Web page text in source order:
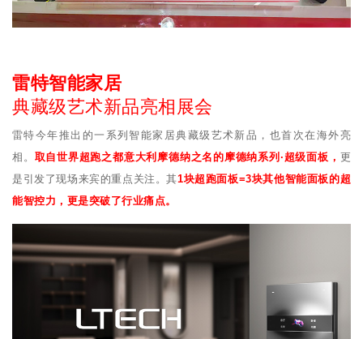
雷特智能家居
典藏级艺术新品亮相展会
雷特今年推出的一系列智能家居典藏级艺术新品，也首次在海外亮
相。 取自世界超跑之都意大利摩德纳之名的摩德纳系列·超级面板， 更
是引发了现场来宾的重点关注。其1块超跑面板=3块其他智能面板的超
能智控力，更是突破了行业痛点。